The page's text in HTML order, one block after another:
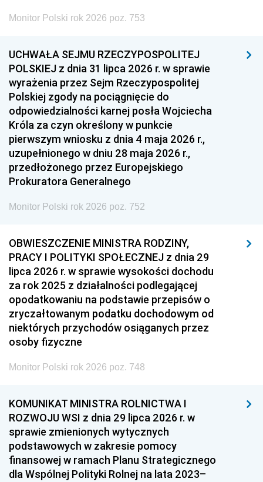
Monitor Polski rok 2026 poz. 753
UCHWAŁA SEJMU RZECZYPOSPOLITEJ
POLSKIEJ z dnia 31 lipca 2026 r. w sprawie
wyrażenia przez Sejm Rzeczypospolitej
Polskiej zgody na pociągnięcie do
odpowiedzialności karnej posła Wojciecha
Króla za czyn określony w punkcie
pierwszym wniosku z dnia 4 maja 2026 r.,
uzupełnionego w dniu 28 maja 2026 r.,
przedłożonego przez Europejskiego
Prokuratora Generalnego
Monitor Polski rok 2026 poz. 752
OBWIESZCZENIE MINISTRA RODZINY,
PRACY I POLITYKI SPOŁECZNEJ z dnia 29
lipca 2026 r. w sprawie wysokości dochodu
za rok 2025 z działalności podlegającej
opodatkowaniu na podstawie przepisów o
zryczałtowanym podatku dochodowym od
niektórych przychodów osiąganych przez
osoby fizyczne
Monitor Polski rok 2026 poz. 748
KOMUNIKAT MINISTRA ROLNICTWA I
ROZWOJU WSI z dnia 29 lipca 2026 r. w
sprawie zmienionych wytycznych
podstawowych w zakresie pomocy
finansowej w ramach Planu Strategicznego
dla Wspólnej Polityki Rolnej na lata 2023–